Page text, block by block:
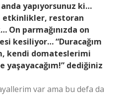
yapıyorsunuz ki…
etkinlikler, restoran
On parmağınızda on
kesiliyor… “Duracağım
kendi domateslerimi
dediğiniz
var ama bu defa da